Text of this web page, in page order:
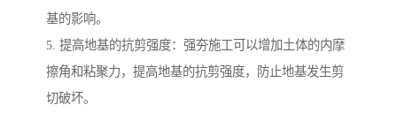
基的影响。
5. 提高地基的抗剪强度：强夯施工可以增加土体的内摩
擦角和粘聚力，提高地基的抗剪强度，防止地基发生剪
切破坏。